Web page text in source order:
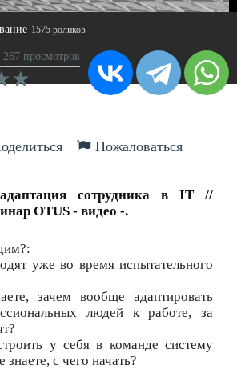
1575 роликов
267 просмотров
Пожаловаться
сотрудника в IT //
OTUS - видео -.
уже во время испытательного
зачем вообще адаптировать
людей к работе, за
у себя в команде систему
с чего начать?